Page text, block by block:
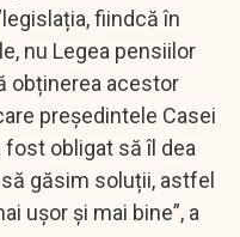
fiindcă în
nu Legea pensiilor
obținerea acestor
președintele Casei
fost obligat să îl dea
găsim soluții, astfel
ușor și mai bine”, a